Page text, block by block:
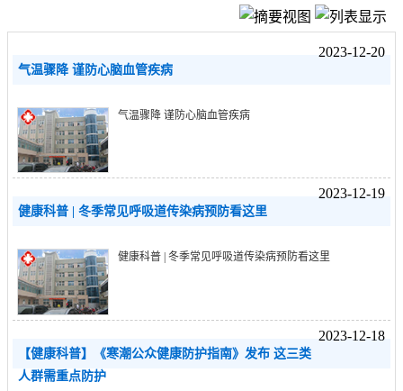
2023-12-20
气温骤降 谨防心脑血管疾病
气温骤降 谨防心脑血管疾病
2023-12-19
健康科普 | 冬季常见呼吸道传染病预防看这里
健康科普 | 冬季常见呼吸道传染病预防看这里
2023-12-18
【健康科普】《寒潮公众健康防护指南》发布 这三类
人群需重点防护